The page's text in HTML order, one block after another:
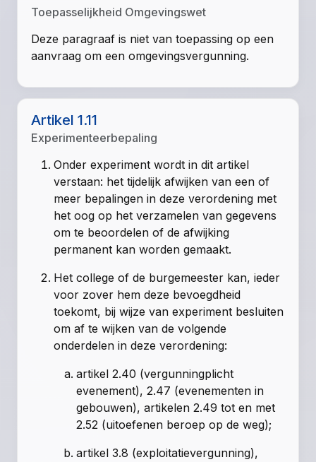
Toepasselijkheid Omgevingswet
Deze paragraaf is niet van toepassing op een
aanvraag om een omgevingsvergunning.
Artikel 1.11
Experimenteerbepaling
Onder experiment wordt in dit artikel
verstaan: het tijdelijk afwijken van een of
meer bepalingen in deze verordening met
het oog op het verzamelen van gegevens
om te beoordelen of de afwijking
permanent kan worden gemaakt.
Het college of de burgemeester kan, ieder
voor zover hem deze bevoegdheid
toekomt, bij wijze van experiment besluiten
om af te wijken van de volgende
onderdelen in deze verordening:
artikel 2.40 (vergunningplicht
evenement), 2.47 (evenementen in
gebouwen), artikelen 2.49 tot en met
2.52 (uitoefenen beroep op de weg);
artikel 3.8 (exploitatievergunning),